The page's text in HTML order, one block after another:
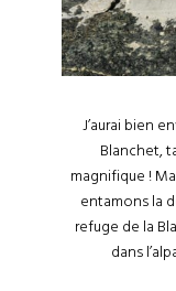
J’aurai bien
Blanchet,
magnifique !
entamons la
refuge de la
dans